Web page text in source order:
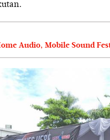
Audio, Mobile Sound